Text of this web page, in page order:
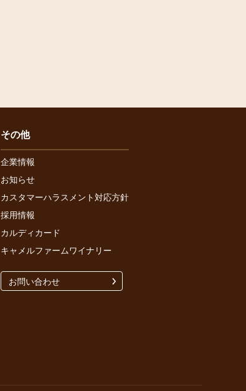
その他
企業情報
お知らせ
カスタマーハラスメント対応方針
採用情報
カルディカード
キャメルファームワイナリー
お問い合わせ